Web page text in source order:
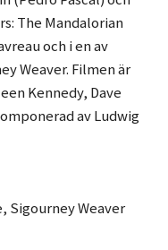
The Mandalorian
och i en av
Weaver. Filmen är
Kennedy, Dave
av Ludwig
Sigourney Weaver